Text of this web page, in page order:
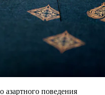
азартного поведения